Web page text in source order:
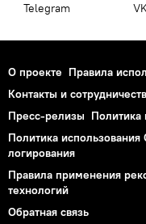
Telegram
О проекте Правила
Контакты и
Пресс-релизы Политика
Политика использования
логирования
Правила применения
технологий
Обратная связь